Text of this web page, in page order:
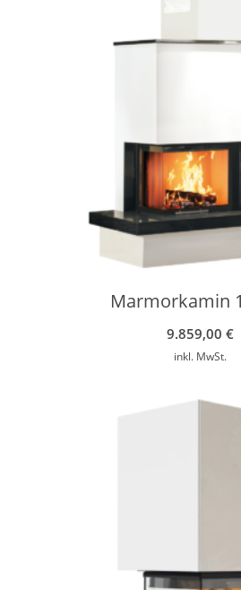
Marmorkamin
9.859,00€
inkl. MwSt.